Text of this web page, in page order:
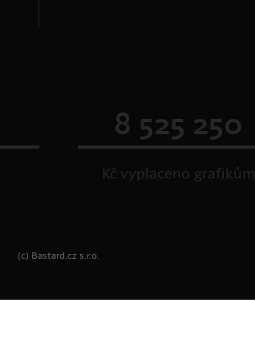
8 525 250
Kč vyplaceno grafikům
(c) Bastard.cz s.r.o.